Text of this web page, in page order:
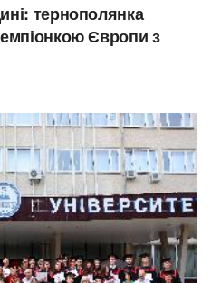
тернополянка
Європи з